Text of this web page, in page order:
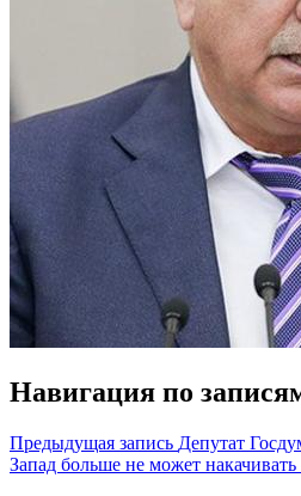
Навигация по
Предыдущая запись Депутат
Запад больше не может